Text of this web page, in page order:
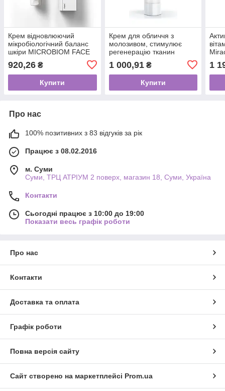
Крем відновлюючий
мікробіологічний баланс
шкіри MICROBIOM FACE
920,26 ₴
Купити
Крем для обличчя з
молозивом, стимулює
регенерацію тканин
COLOSTRUM PRO FACE
Treatment 50 ml
1 000,91₴
Купити
1
Про нас
100% позитивних з 83 відгуків за рік
Працює з 08.02.2016
м. Суми
Суми, ТРЦ АТРІУМ 2 поверх, магазин 18, Суми, Україна
Контакти
Сьогодні працює з 10:00 до 19:00
Показати весь графік роботи
Про нас
Контакти
Доставка та оплата
Графік роботи
Повна версія сайту
Сайт створено на маркетплейсі Prom.ua